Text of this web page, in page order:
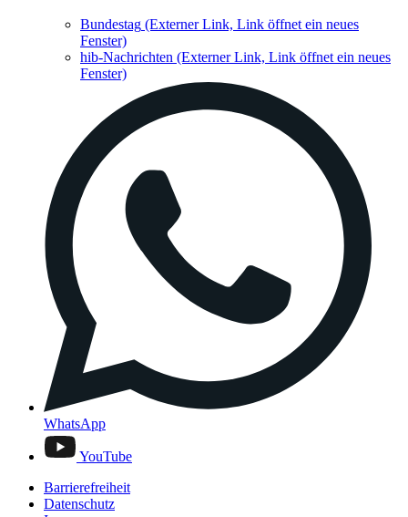
Bundestag (Externer Link, Link öffnet ein neues
Fenster)
hib-Nachrichten (Externer Link, Link öffnet ein neues
Fenster)
WhatsApp
YouTube
Barrierefreiheit
Datenschutz